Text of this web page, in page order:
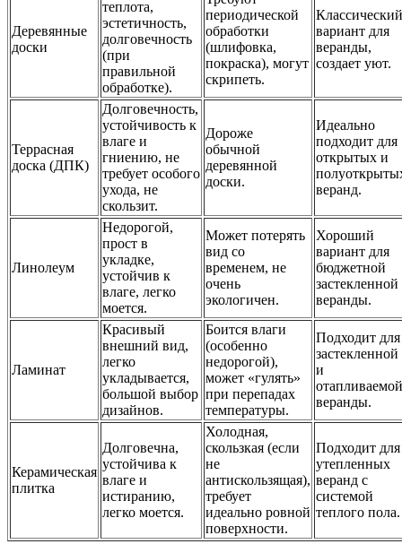
Деревянные
доски
теплота,
эстетичность,
долговечность
(при
правильной
обработке).
периодической
обработки
(шлифовка,
покраска), могут
скрипеть.
Классический
вариант для
веранды,
создает уют.
Террасная
доска (ДПК)
Долговечность,
устойчивость к
влаге и
гниению, не
требует особого
ухода, не
скользит.
Дороже
обычной
деревянной
доски.
Идеально
подходит для
открытых и
веранд.
Линолеум
Недорогой,
прост в
укладке,
устойчив к
влаге, легко
моется.
Может потерять
вид со
временем, не
очень
экологичен.
Хороший
вариант для
бюджетной
застекленной
веранды.
Ламинат
Красивый
внешний вид,
легко
укладывается,
большой выбор
дизайнов.
Боится влаги
(особенно
недорогой),
может «гулять»
при перепадах
температуры.
Подходит для
застекленной
и
отапливаемой
веранды.
Керамическая
плитка
Долговечна,
устойчива к
влаге и
истиранию,
легко моется.
Холодная,
скользкая (если
не
антискользящая),
требует
идеально ровной
поверхности.
Подходит для
утепленных
веранд с
системой
теплого пола.